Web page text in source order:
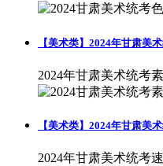
【美术类】2024年甘肃美
2024年甘肃美术统考
【美术类】2024年甘肃美
2024年甘肃美术统考